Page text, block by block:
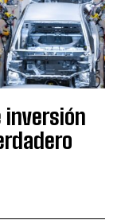
inversión